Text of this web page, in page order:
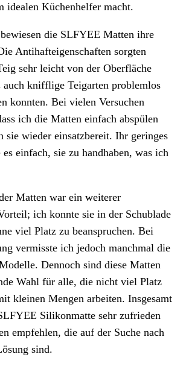
idealen Küchenhelfer macht.
die SLFYEE Matten ihre
Antihafteigenschaften sorgten
sehr leicht von der Oberfläche
auch knifflige Teigarten problemlos
konnten. Bei vielen Versuchen
ich die Matten einfach abspülen
sie wieder einsatzbereit. Ihr geringes
einfach, sie zu handhaben, was ich
Matten war ein weiterer
ich konnte sie in der Schublade
viel Platz zu beanspruchen. Bei
vermisste ich jedoch manchmal die
Dennoch sind diese Matten
Wahl für alle, die nicht viel Platz
kleinen Mengen arbeiten. Insgesamt
Silikonmatte sehr zufrieden
empfehlen, die auf der Suche nach
sind.